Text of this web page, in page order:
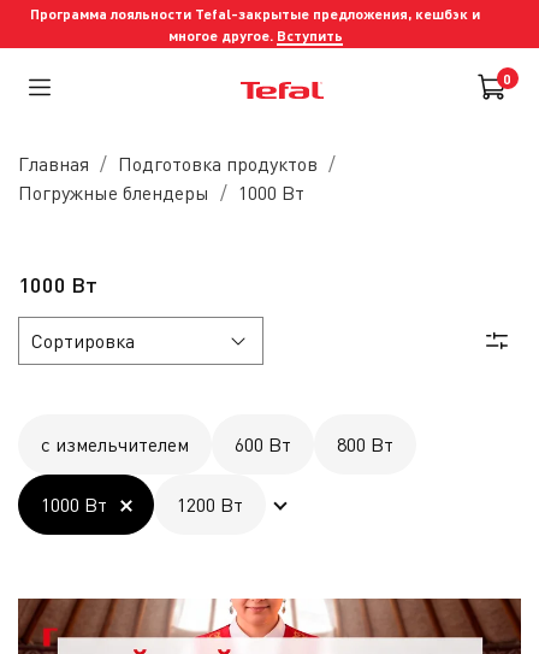
Программа лояльности Tefal-закрытые предложения, кешбэк и
многое другое. Вступить
0
Главная
Подготовка продуктов
Погружные блендеры
1000 Вт
1000 Вт
с измельчителем 600 Вт 800 Вт
1000 Вт 1200 Вт